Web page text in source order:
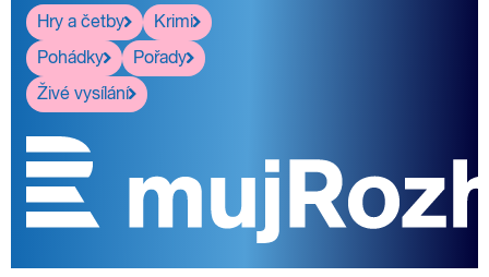
Hry a četby
Krimi
Pohádky
Pořady
Živé vysílání